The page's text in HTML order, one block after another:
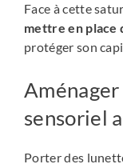
Face à cette
mettre en place
protéger son
sensoriel
Porter des